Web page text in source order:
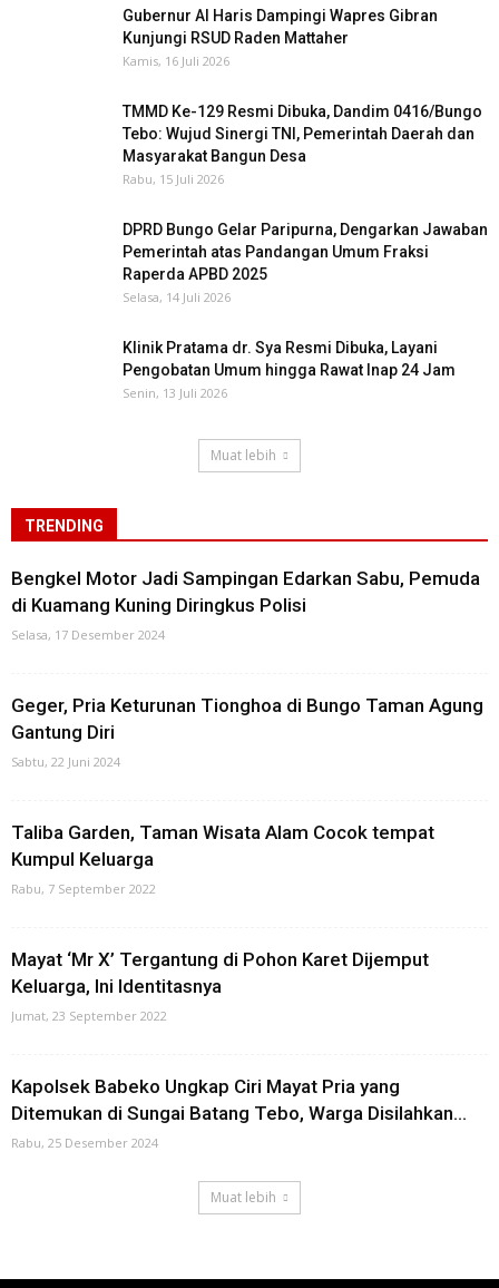
Gubernur Al Haris Dampingi Wapres Gibran
Kunjungi RSUD Raden Mattaher
Kamis, 16 Juli 2026
TMMD Ke-129 Resmi Dibuka, Dandim 0416/Bungo
Tebo: Wujud Sinergi TNI, Pemerintah Daerah dan
Masyarakat Bangun Desa
Rabu, 15 Juli 2026
DPRD Bungo Gelar Paripurna, Dengarkan Jawaban
Pemerintah atas Pandangan Umum Fraksi
Raperda APBD 2025
Selasa, 14 Juli 2026
Klinik Pratama dr. Sya Resmi Dibuka, Layani
Pengobatan Umum hingga Rawat Inap 24 Jam
Senin, 13 Juli 2026
Muat lebih
TRENDING
Bengkel Motor Jadi Sampingan Edarkan Sabu, Pemuda
di Kuamang Kuning Diringkus Polisi
Selasa, 17 Desember 2024
Geger, Pria Keturunan Tionghoa di Bungo Taman Agung
Gantung Diri
Sabtu, 22 Juni 2024
Taliba Garden, Taman Wisata Alam Cocok tempat
Kumpul Keluarga
Rabu, 7 September 2022
Mayat ‘Mr X’ Tergantung di Pohon Karet Dijemput
Keluarga, Ini Identitasnya
Jumat, 23 September 2022
Kapolsek Babeko Ungkap Ciri Mayat Pria yang
Ditemukan di Sungai Batang Tebo, Warga Disilahkan...
Rabu, 25 Desember 2024
Muat lebih